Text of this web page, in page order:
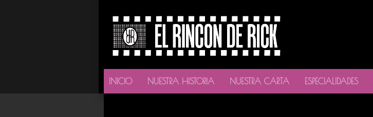
INICIO NUESTRA HISTORIA NUESTRA CARTA ESPECIALIDADES